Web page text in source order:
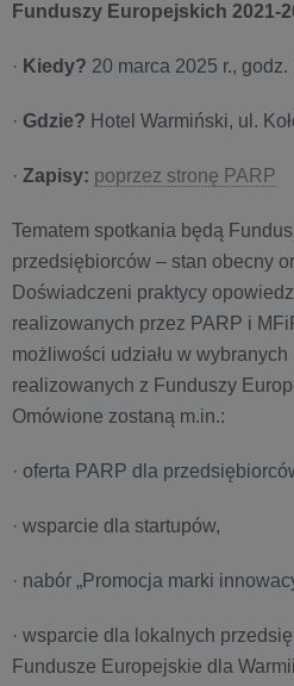
Funduszy Europejskich 2021-
· Kiedy? 20 marca 2025 r.,
· Gdzie? Hotel Warmiński, ul.
· Zapisy: poprzez stronę PARP
Tematem spotkania będą
przedsiębiorców – stan obecny
Doświadczeni praktycy
realizowanych przez PARP i
możliwości udziału w
realizowanych z Funduszy
Omówione zostaną m.in.:
· oferta PARP dla
· wsparcie dla startupów,
· nabór „Promocja marki
· wsparcie dla lokalnych
Fundusze Europejskie dla